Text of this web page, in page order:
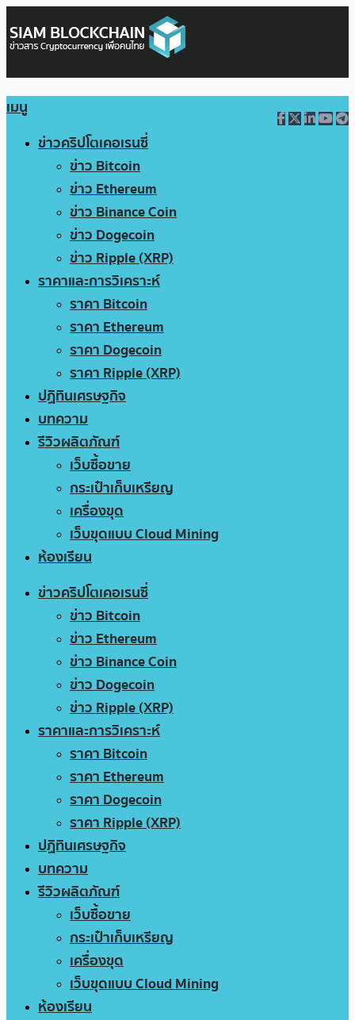
เมนู
ข่าวคริปโตเคอเรนซี่
ข่าว Bitcoin
ข่าว Ethereum
ข่าว Binance Coin
ข่าว Dogecoin
ข่าว Ripple (XRP)
ราคาและการวิเคราะห์
ราคา Bitcoin
ราคา Ethereum
ราคา Dogecoin
ราคา Ripple (XRP)
ปฏิทินเศรษฐกิจ
บทความ
รีวิวผลิตภัณฑ์
เว็บซื้อขาย
กระเป๋าเก็บเหรียญ
เครื่องขุด
เว็บขุดแบบ Cloud Mining
ห้องเรียน
ข่าวคริปโตเคอเรนซี่
ข่าว Bitcoin
ข่าว Ethereum
ข่าว Binance Coin
ข่าว Dogecoin
ข่าว Ripple (XRP)
ราคาและการวิเคราะห์
ราคา Bitcoin
ราคา Ethereum
ราคา Dogecoin
ราคา Ripple (XRP)
ปฏิทินเศรษฐกิจ
บทความ
รีวิวผลิตภัณฑ์
เว็บซื้อขาย
กระเป๋าเก็บเหรียญ
เครื่องขุด
เว็บขุดแบบ Cloud Mining
ห้องเรียน